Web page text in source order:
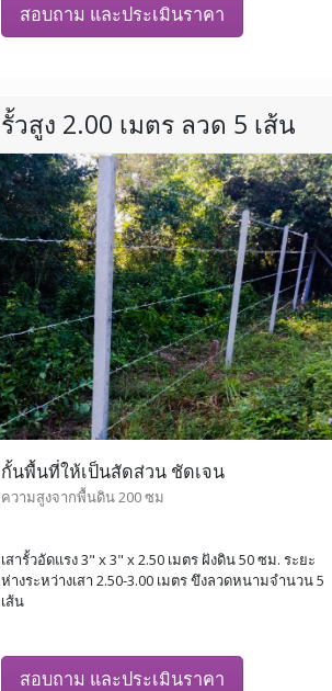
สอบถาม และประเมินราคา
รั้วสูง 2.00 เมตร ลวด 5 เส้น
กั้นพื้นที่ให้เป็นสัดส่วน ชัดเจน
ความสูงจากพื้นดิน 200 ซม
เสารั้วอัดแรง 3" x 3" x 2.50 เมตร ฝังดิน 50 ซม. ระยะ
ห่างระหว่างเสา 2.50-3.00 เมตร ขึงลวดหนามจำนวน 5
เส้น
สอบถาม และประเมินราคา